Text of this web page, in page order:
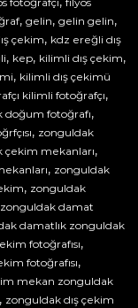
, gelin, gelin gelin,
çekim, kdz ereğli dış
, kep, kilimli dış çekim,
, kilimli dış çekimü
kilimli fotoğrafçı,
doğum fotoğrafı,
, zonguldak
çekim mekanları,
, zonguldak
, zonguldak
zonguldak damat
damatlık zonguldak
fotoğrafısı,
fotoğrafısı,
mekan zonguldak
, zonguldak dış çekim